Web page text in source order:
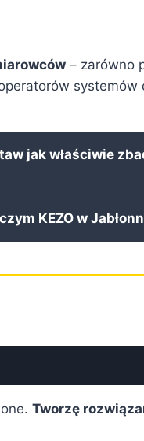
– zarówno
jak właściwie
KEZO w
Tworzę